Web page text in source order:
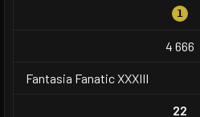
1
4 666
Fantasia Fanatic XXXIII
22